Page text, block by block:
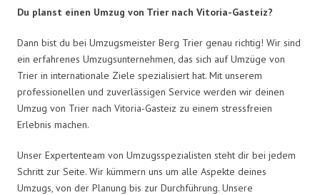
Du planst einen Umzug von Trier nach Vitoria-Gasteiz?
Dann bist du bei Umzugsmeister Berg Trier genau richtig! Wir sind
ein erfahrenes Umzugsunternehmen, das sich auf Umzüge von
Trier in internationale Ziele spezialisiert hat. Mit unserem
professionellen und zuverlässigen Service werden wir deinen
Umzug von Trier nach Vitoria-Gasteiz zu einem stressfreien
Erlebnis machen.
Unser Expertenteam von Umzugsspezialisten steht dir bei jedem
Schritt zur Seite. Wir kümmern uns um alle Aspekte deines
Umzugs, von der Planung bis zur Durchführung. Unsere